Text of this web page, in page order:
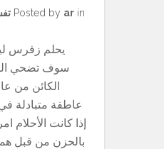
Posted by arin
يحلم زفرس
سوف تضحي
الكائن من
عاطفة متبادلة
إذا كانت الأحلام
بالحزن من قبل